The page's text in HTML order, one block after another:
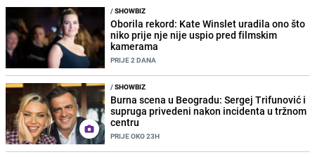
/SHOWBIZ
Oborila rekord: Kate Winslet uradila ono što
niko prije nje nije uspio pred filmskim
kamerama
PRIJE 2 DANA
/SHOWBIZ
Burna scena u Beogradu: Sergej Trifunović i
supruga privedeni nakon incidenta u tržnom
centru
PRIJE OKO 23H